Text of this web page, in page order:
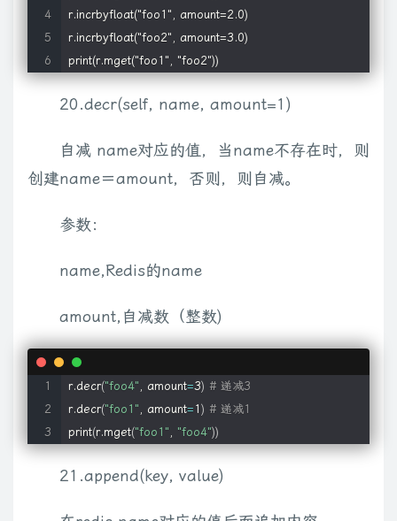
r.incrbyfloat("foo1", amount=2.0)
r.incrbyfloat("foo2", amount=3.0)
print(r.mget("foo1", "foo2"))
20.decr(self, name, amount=1)
自减 name对应的值，当name不存在时，则
创建name＝amount，否则，则自减。
参数：
name,Redis的name
amount,自减数（整数)
r.decr("foo4" , amount=3) # 递减3
r.decr("foo1" , amount= 1 ) # 递减1
print(r.mget("foo1" , "foo4"))
21.append(key, value)